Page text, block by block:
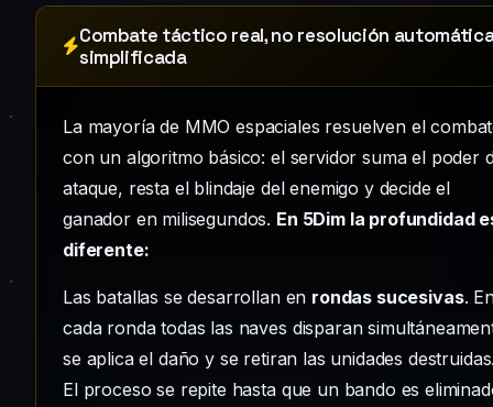
Combate táctico real, no resolución
simplificada
La mayoría de MMO espaciales resuelven el
con un algoritmo básico: el servidor suma el poder
ataque, resta el blindaje del enemigo y decide el
ganador en milisegundos. En 5Dim la profundidad
diferente:
Las batallas se desarrollan en rondas sucesivas.
cada ronda todas las naves disparan
se aplica el daño y se retiran las unidades
El proceso se repite hasta que un bando es